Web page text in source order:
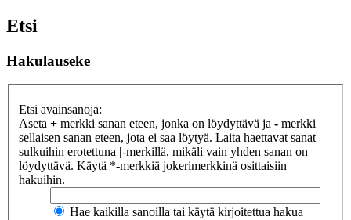
Etsi
Hakulauseke
Etsi avainsanoja:
Aseta + merkki sanan eteen, jonka on löydyttävä ja - merkki
sellaisen sanan eteen, jota ei saa löytyä. Laita haettavat sanat
sulkuihin erotettuna |-merkillä, mikäli vain yhden sanan on
löydyttävä. Käytä *-merkkiä jokerimerkkinä osittaisiin
hakuihin.
Hae kaikilla sanoilla tai käytä kirjoitettua hakua